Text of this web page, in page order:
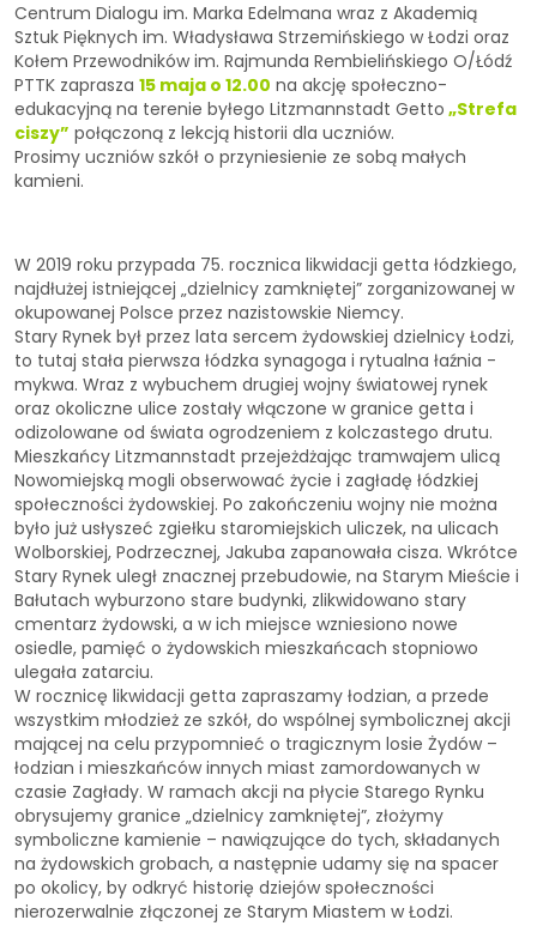
Centrum Dialogu im. Marka Edelmana wraz z Akademią
Sztuk Pięknych im. Władysława Strzemińskiego w Łodzi oraz
Kołem Przewodników im. Rajmunda Rembielińskiego O/Łódź
PTTK zaprasza 15 maja o 12.00 na akcję społeczno-
edukacyjną na terenie byłego Litzmannstadt Getto „Strefa
ciszy” połączoną z lekcją historii dla uczniów.
Prosimy uczniów szkół o przyniesienie ze sobą małych
kamieni.
W 2019 roku przypada 75. rocznica likwidacji getta łódzkiego,
najdłużej istniejącej „dzielnicy zamkniętej” zorganizowanej w
okupowanej Polsce przez nazistowskie Niemcy.
Stary Rynek był przez lata sercem żydowskiej dzielnicy Łodzi,
to tutaj stała pierwsza łódzka synagoga i rytualna łaźnia -
mykwa. Wraz z wybuchem drugiej wojny światowej rynek
oraz okoliczne ulice zostały włączone w granice getta i
odizolowane od świata ogrodzeniem z kolczastego drutu.
Mieszkańcy Litzmannstadt przejeżdżając tramwajem ulicą
Nowomiejską mogli obserwować życie i zagładę łódzkiej
społeczności żydowskiej. Po zakończeniu wojny nie można
było już usłyszeć zgiełku staromiejskich uliczek, na ulicach
Wolborskiej, Podrzecznej, Jakuba zapanowała cisza. Wkrótce
Stary Rynek uległ znacznej przebudowie, na Starym Mieście i
Bałutach wyburzono stare budynki, zlikwidowano stary
cmentarz żydowski, a w ich miejsce wzniesiono nowe
osiedle, pamięć o żydowskich mieszkańcach stopniowo
ulegała zatarciu.
W rocznicę likwidacji getta zapraszamy łodzian, a przede
wszystkim młodzież ze szkół, do wspólnej symbolicznej akcji
mającej na celu przypomnieć o tragicznym losie Żydów –
łodzian i mieszkańców innych miast zamordowanych w
czasie Zagłady. W ramach akcji na płycie Starego Rynku
obrysujemy granice „dzielnicy zamkniętej”, złożymy
symboliczne kamienie – nawiązujące do tych, składanych
na żydowskich grobach, a następnie udamy się na spacer
po okolicy, by odkryć historię dziejów społeczności
nierozerwalnie złączonej ze Starym Miastem w Łodzi.